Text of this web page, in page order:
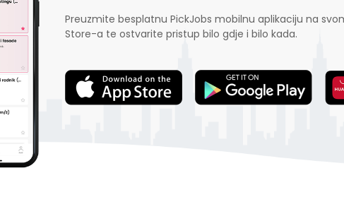
Preuzmite besplatnu PickJobs mobilnu aplikaciju na
Store-a te ostvarite pristup bilo gdje i bilo kada.